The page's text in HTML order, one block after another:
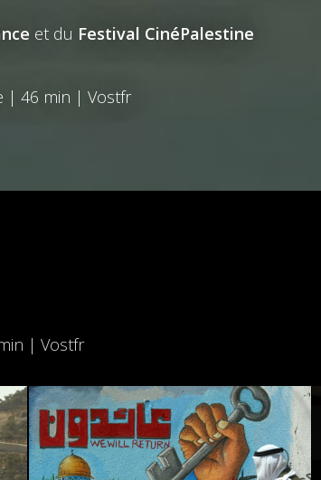
et du Festival CinéPalestine
| 46 min | Vostfr
| Vostfr